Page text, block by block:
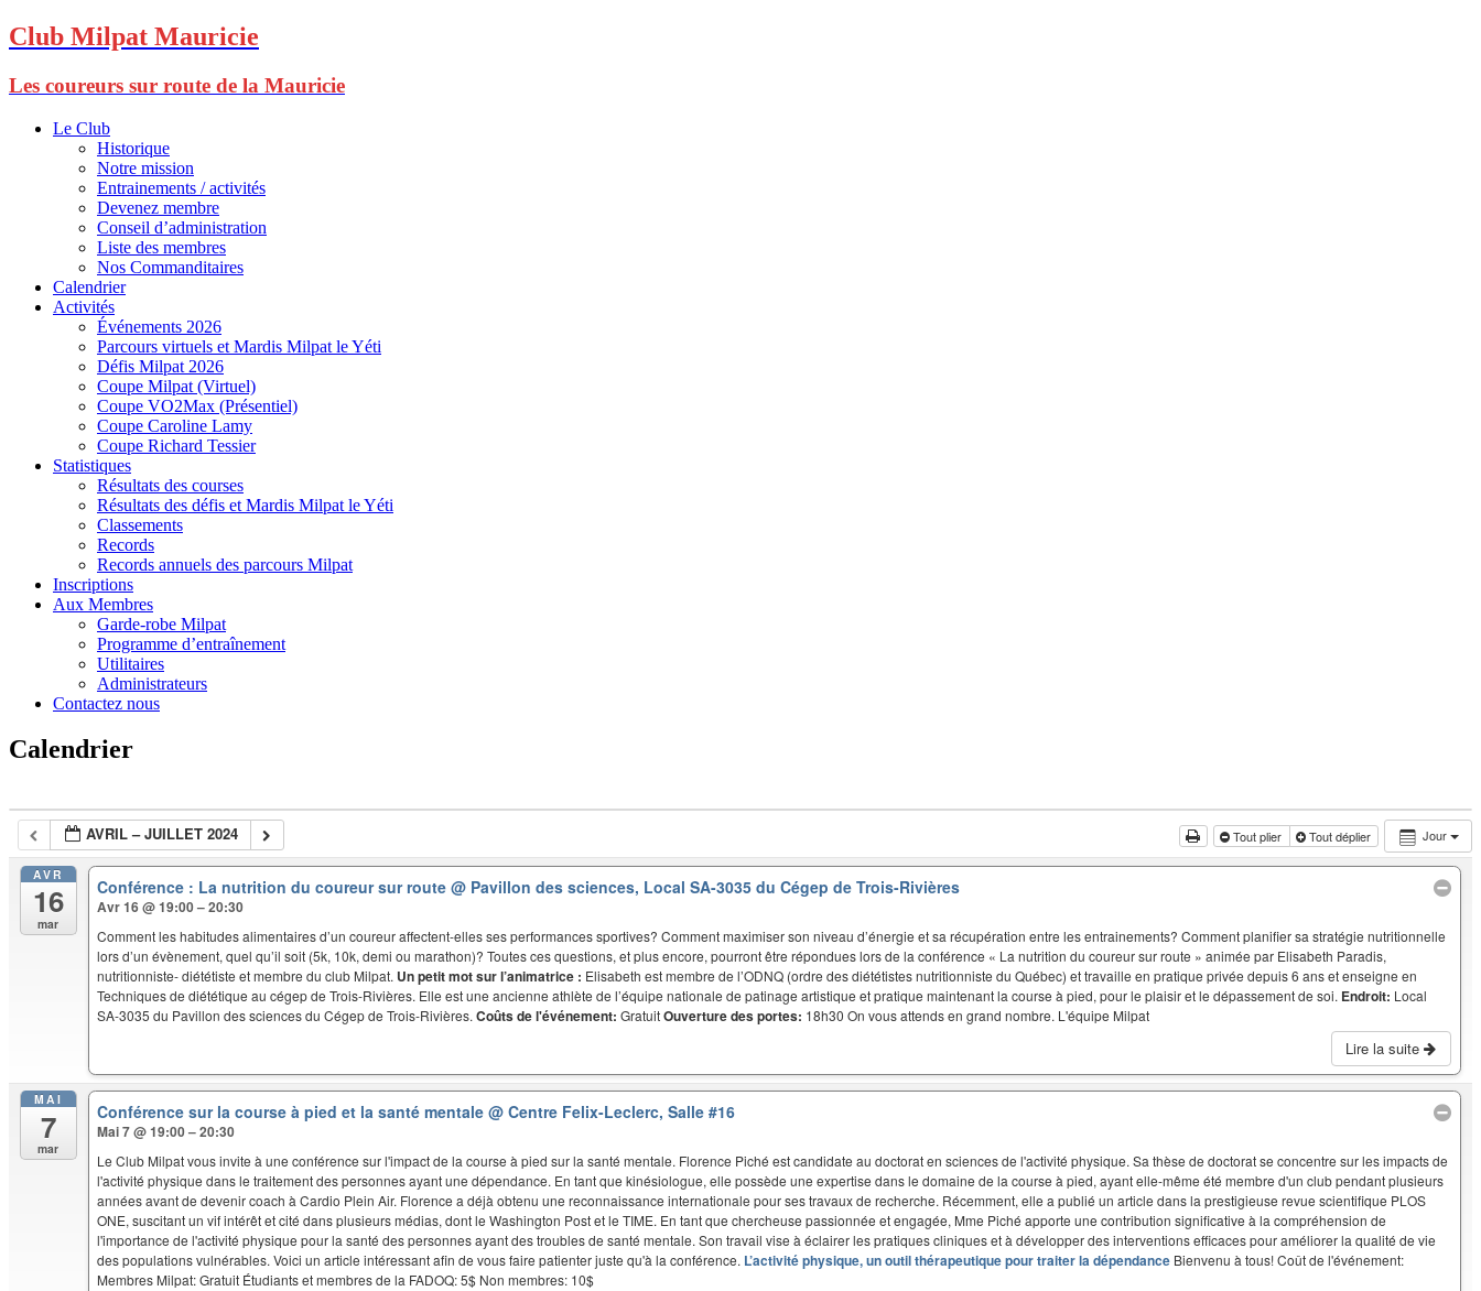
Club Milpat Mauricie
Les coureurs sur route de la Mauricie
Le Club
Historique
Notre mission
Entrainements / activités
Devenez membre
Conseil d’administration
Liste des membres
Nos Commanditaires
Calendrier
Activités
Événements 2026
Parcours virtuels et Mardis Milpat le Yéti
Défis Milpat 2026
Coupe Milpat (Virtuel)
Coupe VO2Max (Présentiel)
Coupe Caroline Lamy
Coupe Richard Tessier
Statistiques
Résultats des courses
Résultats des défis et Mardis Milpat le Yéti
Classements
Records
Records annuels des parcours Milpat
Inscriptions
Aux Membres
Garde-robe Milpat
Programme d’entraînement
Utilitaires
Administrateurs
Contactez nous
Calendrier
Jour
AVRIL – JUILLET 2024 Tout plier Tout déplier
AVR
16
mar
Conférence : La nutrition du coureur sur route@ Pavillon des sciences, Local SA-3035 du Cégep de Trois-Rivières
Avr 16 @ 19:00 – 20:30
Comment les habitudes alimentaires d’un coureur affectent-elles ses performances sportives? Comment maximiser son niveau d’énergie et sa récupération entre les entrainements? Comment planifier sa stratégie nutritionnelle
lors d’un évènement, quel qu’il soit (5k, 10k, demi ou marathon)? Toutes ces questions, et plus encore, pourront être répondues lors de la conférence « La nutrition du coureur sur route » animée par Elisabeth Paradis,
nutritionniste- diététiste et membre du club Milpat. Un petit mot sur l’animatrice : Elisabeth est membre de l’ODNQ (ordre des diététistes nutritionniste du Québec) et travaille en pratique privée depuis 6 ans et enseigne en
Techniques de diététique au cégep de Trois-Rivières. Elle est une ancienne athlète de l’équipe nationale de patinage artistique et pratique maintenant la course à pied, pour le plaisir et le dépassement de soi. Endroit: Local
SA-3035 du Pavillon des sciences du Cégep de Trois-Rivières.Coûts de l'événement:GratuitOuverture des portes: 18h30 On vous attends en grand nombre. L'équipe Milpat
Lire la suite
MAI
7
mar
Conférence sur la course à pied et la santé mentale@ Centre Felix-Leclerc, Salle #16
Mai 7 @ 19:00 – 20:30
Le Club Milpat vous invite à une conférence sur l'impact de la course à pied sur la santé mentale. Florence Piché est candidate au doctorat en sciences de l'activité physique. Sa thèse de doctorat se concentre sur les impacts de
l'activité physique dans le traitement des personnes ayant une dépendance. En tant que kinésiologue, elle possède une expertise dans le domaine de la course à pied, ayant elle-même été membre d'un club pendant plusieurs
années avant de devenir coach à Cardio Plein Air. Florence a déjà obtenu une reconnaissance internationale pour ses travaux de recherche. Récemment, elle a publié un article dans la prestigieuse revue scientifique PLOS
ONE, suscitant un vif intérêt et cité dans plusieurs médias, dont le Washington Post et le TIME. En tant que chercheuse passionnée et engagée, Mme Piché apporte une contribution significative à la compréhension de
l'importance de l'activité physique pour la santé des personnes ayant des troubles de santé mentale. Son travail vise à éclairer les pratiques cliniques et à développer des interventions efficaces pour améliorer la qualité de vie
des populations vulnérables. Voici un article intéressant afin de vous faire patienter juste qu'à la conférence. L’activité physique, un outil thérapeutique pour traiter la dépendance Bienvenu à tous! Coût de l'événement:
Membres Milpat: Gratuit Étudiants et membres de la FADOQ: 5$ Non membres: 10$